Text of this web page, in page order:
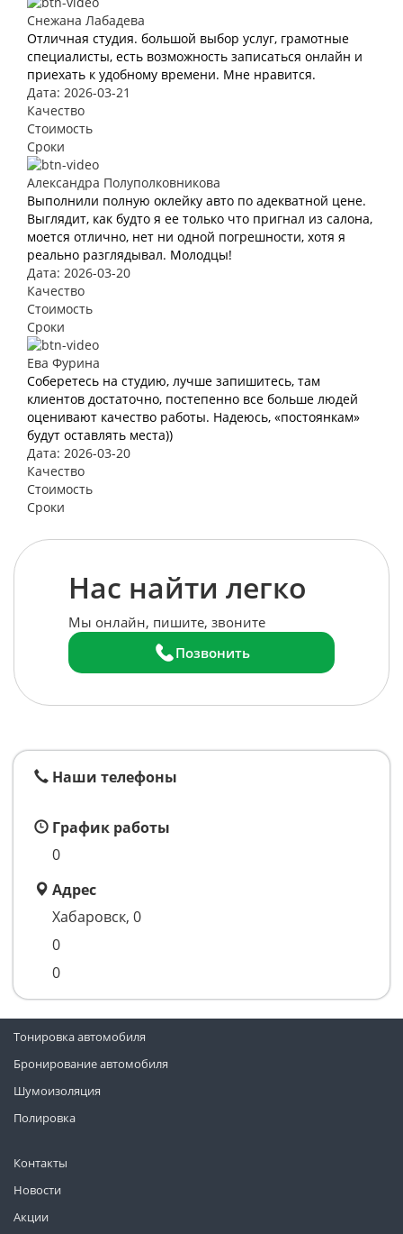
Снежана Лабадева
Отличная студия. большой выбор услуг, грамотные
специалисты, есть возможность записаться онлайн и
приехать к удобному времени. Мне нравится.
Дата: 2026-03-21
Качество
Стоимость
Сроки
Александра Полуполковникова
Выполнили полную оклейку авто по адекватной цене.
Выглядит, как будто я ее только что пригнал из салона,
моется отлично, нет ни одной погрешности, хотя я
реально разглядывал. Молодцы!
Дата: 2026-03-20
Качество
Стоимость
Сроки
Ева Фурина
Соберетесь на студию, лучше запишитесь, там
клиентов достаточно, постепенно все больше людей
оценивают качество работы. Надеюсь, «постоянкам»
будут оставлять места))
Дата: 2026-03-20
Качество
Стоимость
Сроки
Нас найти легко
Мы онлайн, пишите, звоните
Позвонить
Наши телефоны
График работы
0
Адрес
Хабаровск, 0
0
0
Контакты
Новости
Акции
Тонировка автомобиля
Бронирование автомобиля
Шумоизоляция
Полировка